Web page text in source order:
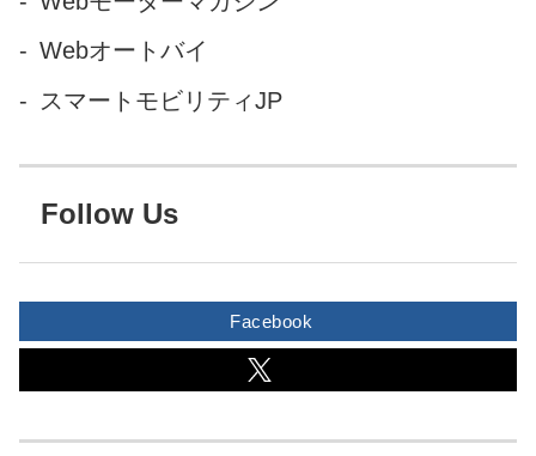
Webオートバイ
スマートモビリティJP
Follow Us
Facebook